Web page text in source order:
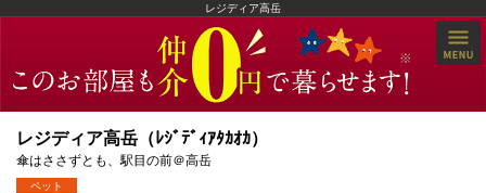
レジディア高岳
レジディア高岳（ﾚｼﾞﾃﾞｨｱﾀｶｵｶ）
傘はささずとも、駅目の前＠高岳
ペット